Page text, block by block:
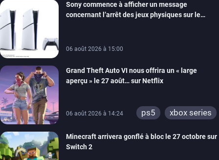
switch
ios
android
ps4
Sony commence à afficher un message
concernant l’arrêt des jeux physiques sur le
06 août 2026 à 15:00
Grand Theft Auto VI nous offrira un « large
aperçu » le 27 août… sur Netflix
06 août 2026 à 14:24 ps5 xbox series
Minecraft arrivera gonflé à bloc le 27 octobre sur
Switch 2